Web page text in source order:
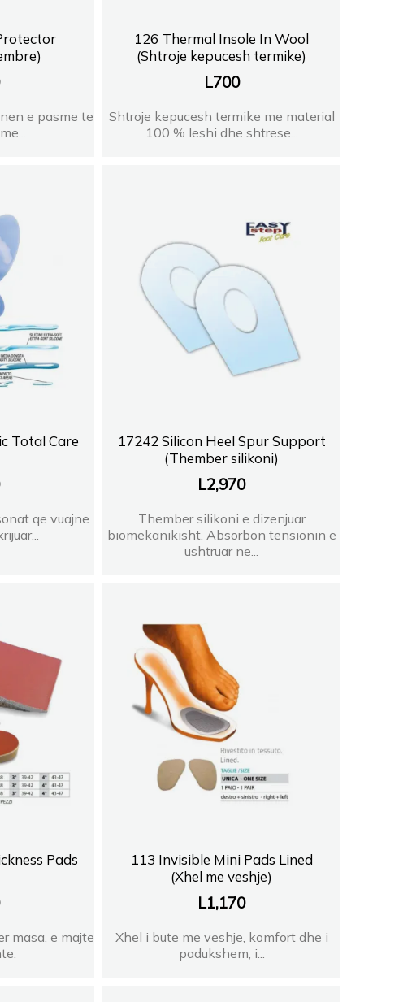
e pasme te
126 Thermal Insole In Wool
(Shtroje kepucesh termike)
L700
Shtroje kepucesh termike me material
100 % leshi dhe shtrese...
Total Care
qe vuajne
17242 Silicon Heel Spur Support
(Thember silikoni)
L2,970
Thember silikoni e dizenjuar
biomekanikisht. Absorbon tensionin e
ushtruar ne...
Pads
masa, e majte
113 Invisible Mini Pads Lined
(Xhel me veshje)
L1,170
Xhel i bute me veshje, komfort dhe i
padukshem, i...